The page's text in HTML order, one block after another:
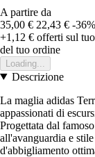
A partire da
35,00 € 22,43 € -36%
+1,12 € offerti sul
del tuo ordine
Loading...
Descrizione
La maglia adidas
appassionati di
Progettata dal
all'avanguardia e
d'abbigliamento